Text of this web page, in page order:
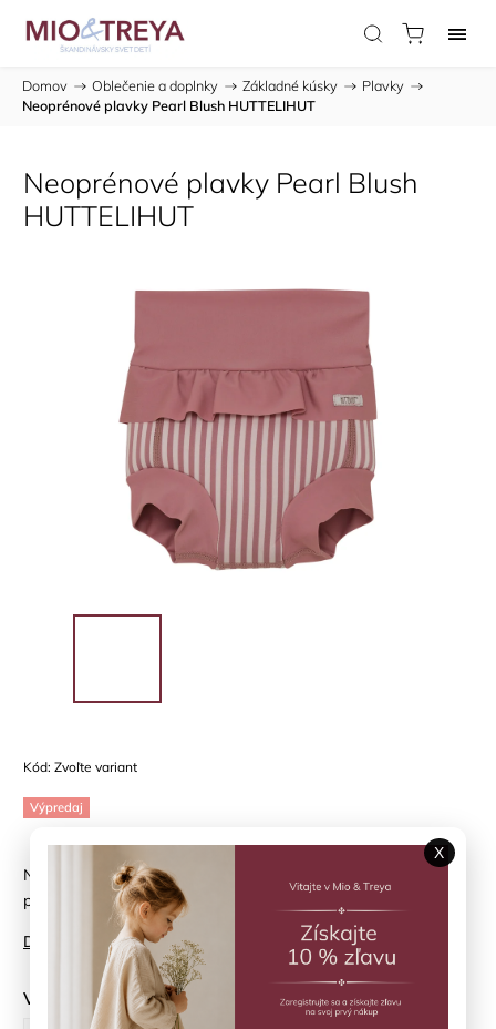
Domov / Oblečenie a doplnky / Základné kúsky / Plavky /
Neoprénové plavky Pearl Blush HUTTELIHUT
Neoprénové plavky Pearl Blush
HUTTELIHUT
Kód: Zvoľte variant
Výpredaj
Neoprénové plávacie nohavičky HUTTELIHUT - letné prúžky
pre najmenších
Detailné informácie
Veľkosť
X